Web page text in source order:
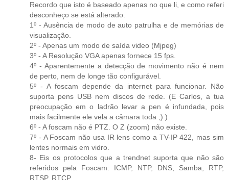
Recordo que isto é baseado apenas no que li, e como referi
desconheço se está alterado.
1º - Ausência de modo de auto patrulha e de memórias de
visualização.
2º - Apenas um modo de saída video (Mjpeg)
3º - A Resolução VGA apenas fornece 15 fps.
4º - Aparentemente a detecção de movimento não é nem
de perto, nem de longe tão configurável.
5º - A foscam depende da internet para funcionar. Não
suporta pens USB nem discos de rede. (E Carlos, a tua
preocupação em o ladrão levar a pen é infundada, pois
mais facilmente ele vela a câmara toda ;) )
6º - A foscam não é PTZ. O Z (zoom) não existe.
7º - A Foscam não usa IR lens como a TV-IP 422, mas sim
lentes normais em vidro.
8- Eis os protocolos que a trendnet suporta que não são
referidos pela Foscam: ICMP, NTP, DNS, Samba, RTP,
RTSP, RTCP